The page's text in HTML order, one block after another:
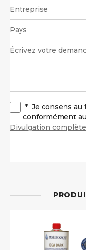
* Je consens au
conformément
Divulgation complète